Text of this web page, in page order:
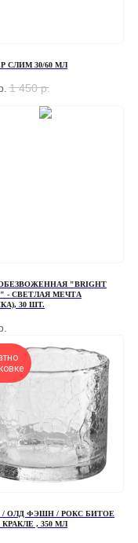
СЛИМ 30/60 МЛ
1 450 р.
"BRIGHT
- СВЕТЛАЯ МЕЧТА
30 ШТ.
/ ОЛД ФЭШН / РОКС БИТОЕ
, 350 МЛ